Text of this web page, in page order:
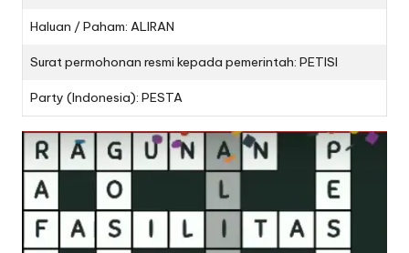
Haluan / Paham: ALIRAN
Surat permohonan resmi kepada pemerintah: PETISI
Party (Indonesia): PESTA